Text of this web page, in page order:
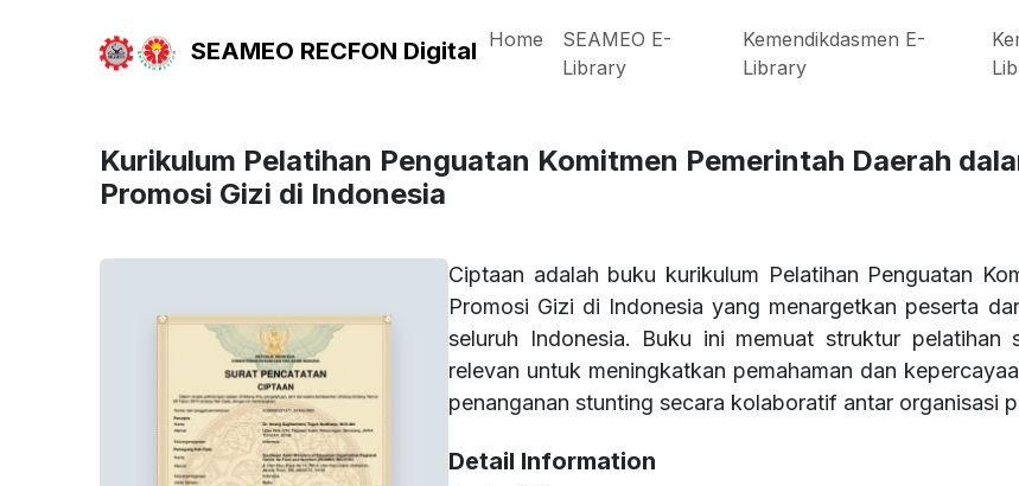
SEAMEO RECFON Digital Home
SEAMEO E-
Library
Kemendikdasmen E-
Library
Kurikulum Pelatihan Penguatan Komitmen Pemerintah Daerah
Promosi Gizi di Indonesia
Ciptaan adalah buku kurikulum Pelatihan Penguatan
Promosi Gizi di Indonesia yang menargetkan peserta
seluruh Indonesia. Buku ini memuat struktur
relevan untuk meningkatkan pemahaman dan
penanganan stunting secara kolaboratif antar organisasi
Detail Information